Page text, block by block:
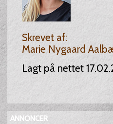
Skrevet af:
Marie Nygaard
Lagt på nettet
ANNONCER